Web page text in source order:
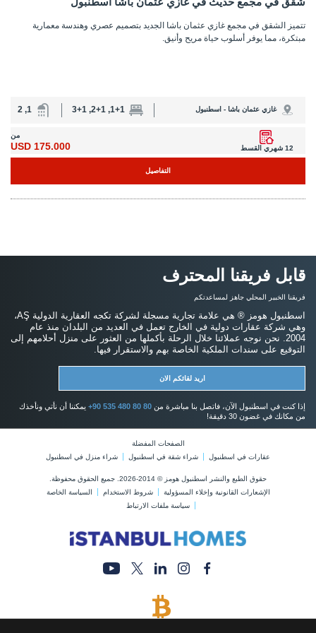
تتميز الشقق في مجمع غازي عثمان باشا الجديد بتصميم عصري وهندسة معمارية
مبتكرة، مما يوفر أسلوب حياة مريح وأنيق.
غازي عثمان باشا - اسطنبول 1+1, 2+1, 3+1
1, 2
12 شهري القسط
من
175.000 USD
التفاصيل
قابل فريقنا المحترف
فريقنا الخبير المحلي جاهز لمساعدتكم
اسطنبول هومز ® هي علامة تجارية مسجلة لشركة تكجه العقارية الدولية AŞ،
وهي شركة عقارات دولية في الخارج تعمل في العديد من البلدان منذ عام
2004. نحن نوجه عملائنا خلال الرحلة بأكملها من العثور على منزل أحلامهم إلى
التوقيع على سندات الملكية الخاصة بهم والاستقرار فيها.
اريد لقائكم الان
إذا كنت في اسطنبول الآن، فاتصل بنا مباشرة من +90 535 480 80 80 يمكننا أن نأتي ونأخذك
من مكانك في غضون 30 دقيقة!
الصفحات المفضلة
عقارات في اسطنبول
شراء شقة في اسطنبول شراء منزل في اسطنبول
حقوق الطبع والنشر اسطنبول هومز © 2014-2026. جميع الحقوق محفوظة.
الإشعارات القانونية وإخلاء المسؤولية
شروط الاستخدام
السياسة الخاصة
سياسة ملفات الارتباط